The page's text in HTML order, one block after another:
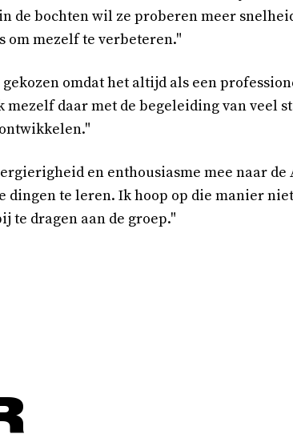
de bochten wil ze proberen meer
om mezelf te verbeteren."
omdat het altijd als een
mezelf daar met de begeleiding van veel
en enthousiasme mee naar de
dingen te leren. Ik hoop op die manier
te dragen aan de groep."